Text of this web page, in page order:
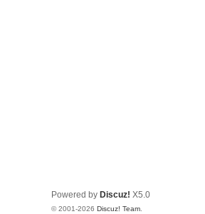
Powered by Discuz! X5.0
© 2001-2026 Discuz! Team